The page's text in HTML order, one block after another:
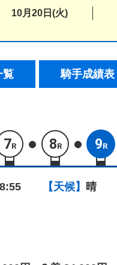
10月20日(火)
覧 騎手成績表
7R 8R 9R
【天候】 晴